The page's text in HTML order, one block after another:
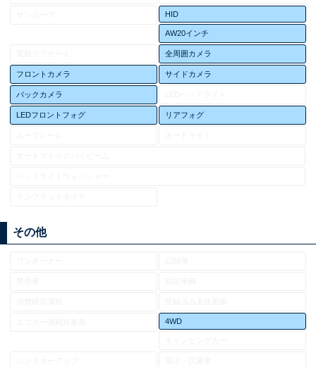
HID
AW20インチ
全周囲カメラ
フロントカメラ サイドカメラ
バックカメラ
LEDフロントフォグ リアフォグ
その他
4WD